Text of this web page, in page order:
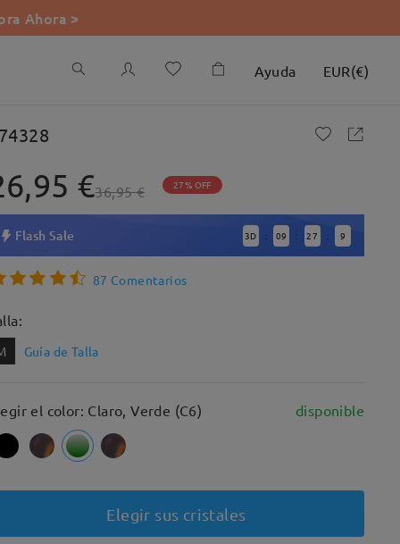
Ahora >
Ayuda EUR(€)
€36,95 € 27% OFF
Flash Sale 3D : 09 : 27 : 7
87 Comentarios
Guía de Talla
el color: Claro, Verde (C6) disponible
Elegir sus cristales